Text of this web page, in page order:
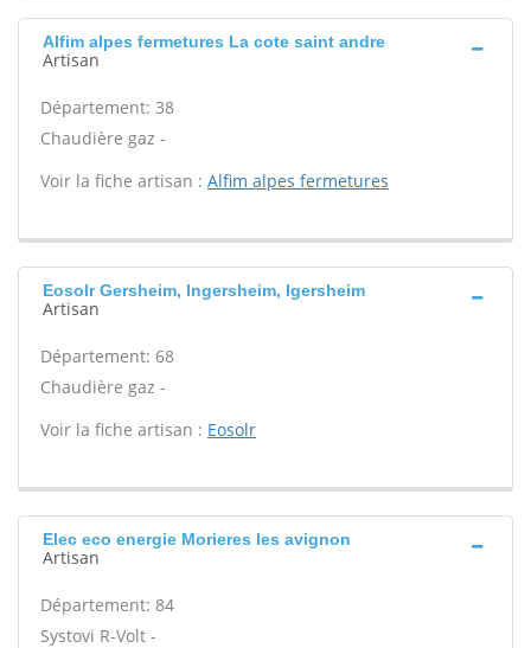
Alfim alpes fermetures La cote saint andre
Artisan
Département: 38
Chaudière gaz -
Voir la fiche artisan : Alfim alpes fermetures
Eosolr Gersheim, Ingersheim, Igersheim
Artisan
Département: 68
Chaudière gaz -
Voir la fiche artisan : Eosolr
Elec eco energie Morieres les avignon
Artisan
Département: 84
Systovi R-Volt -